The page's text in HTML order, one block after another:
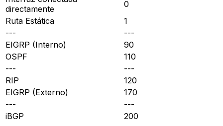
directamente
0
Ruta Estática
1
---
---
EIGRP (Interno)
90
OSPF
110
---
---
RIP
120
EIGRP (Externo)
170
---
---
iBGP
200